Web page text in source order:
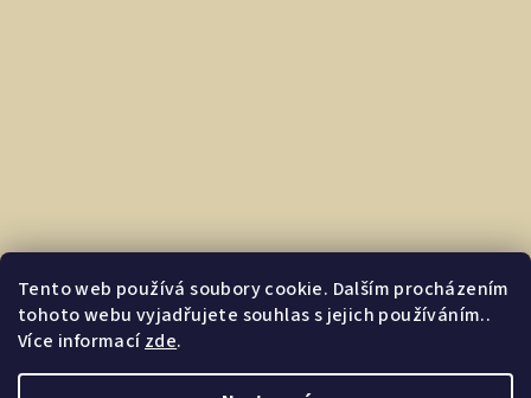
Tento web používá soubory cookie. Dalším procházením
tohoto webu vyjadřujete souhlas s jejich používáním..
Více informacízde.